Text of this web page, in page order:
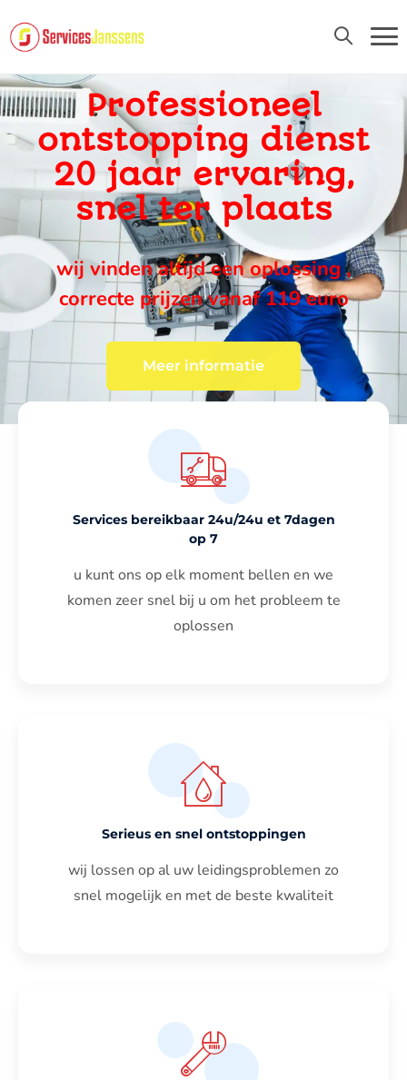
Professioneel
ontstopping dienst
20 jaar ervaring,
snel ter plaats
wij vinden altijd een oplossing ,
correcte prijzen vanaf 119 euro
Meer informatie
Services bereikbaar 24u/24u et 7dagen
op 7
u kunt ons op elk moment bellen en we
komen zeer snel bij u om het probleem te
oplossen
Serieus en snel ontstoppingen
wij lossen op al uw leidingsproblemen zo
snel mogelijk en met de beste kwaliteit